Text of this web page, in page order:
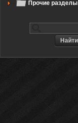
Прочие разделы